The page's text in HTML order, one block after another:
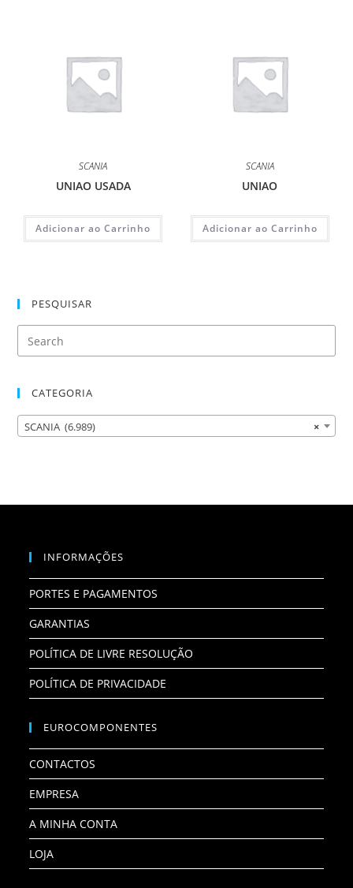
SCANIA
UNIAO USADA
Adicionar ao Carrinho
SCANIA
UNIAO
Adicionar ao Carrinho
PESQUISAR
CATEGORIA
×
SCANIA (6.989)
INFORMAÇÕES
PORTES E PAGAMENTOS
GARANTIAS
POLÍTICA DE LIVRE RESOLUÇÃO
POLÍTICA DE PRIVACIDADE
EUROCOMPONENTES
CONTACTOS
EMPRESA
A MINHA CONTA
LOJA